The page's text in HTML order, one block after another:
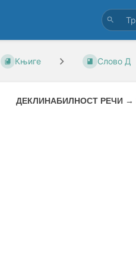
Књиге Слово Д
ДЕКЛИНАБИЛНОСТ РЕЧИ →